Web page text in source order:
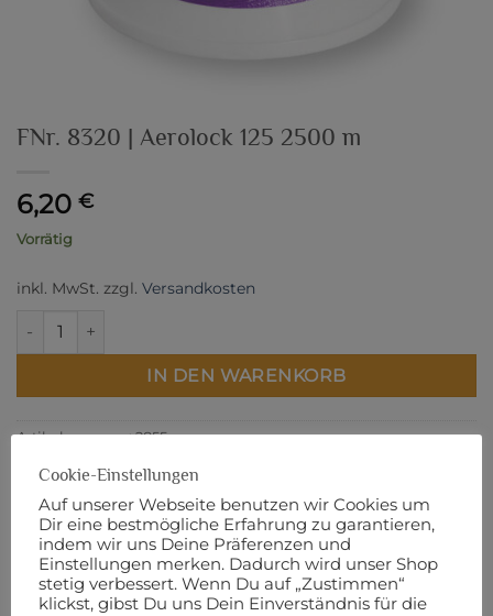
FNr. 8320 | Aerolock 125 2500 m
6,20 €
Vorrätig
inkl. MwSt. zzgl. Versandkosten
FNr. 8320 | Aerolock 125 2500 m Menge
IN DEN WARENKORB
Artikelnummer:2855
BESCHREIBUNG
ZUSÄTZLICHE INFORMATIONEN
Cookie-Einstellungen
Auf unserer Webseite benutzen wir Cookies um
Dir eine bestmögliche Erfahrung zu garantieren,
indem wir uns Deine Präferenzen und
Einstellungen merken. Dadurch wird unser Shop
stetig verbessert. Wenn Du auf „Zustimmen“
klickst, gibst Du uns Dein Einverständnis für die